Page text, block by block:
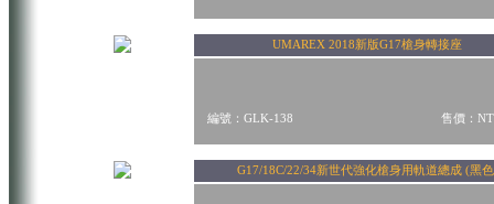
UMAREX 2018新版G17槍身轉接座
編號：GLK-138 售價：
G17/18C/22/34新世代強化槍身用軌道總成 (黑